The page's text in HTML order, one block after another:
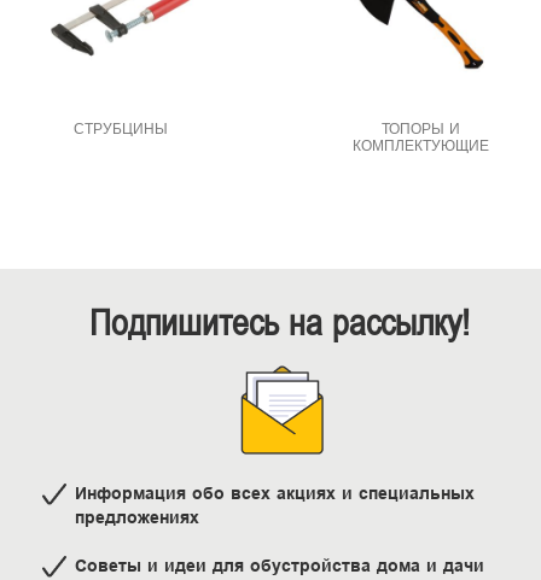
СТРУБЦИНЫ
ТОПОРЫ И
КОМПЛЕКТУЮЩИЕ
Подпишитесь на рассылку!
Информация обо всех акциях и специальных
предложениях
Советы и идеи для обустройства дома и дачи